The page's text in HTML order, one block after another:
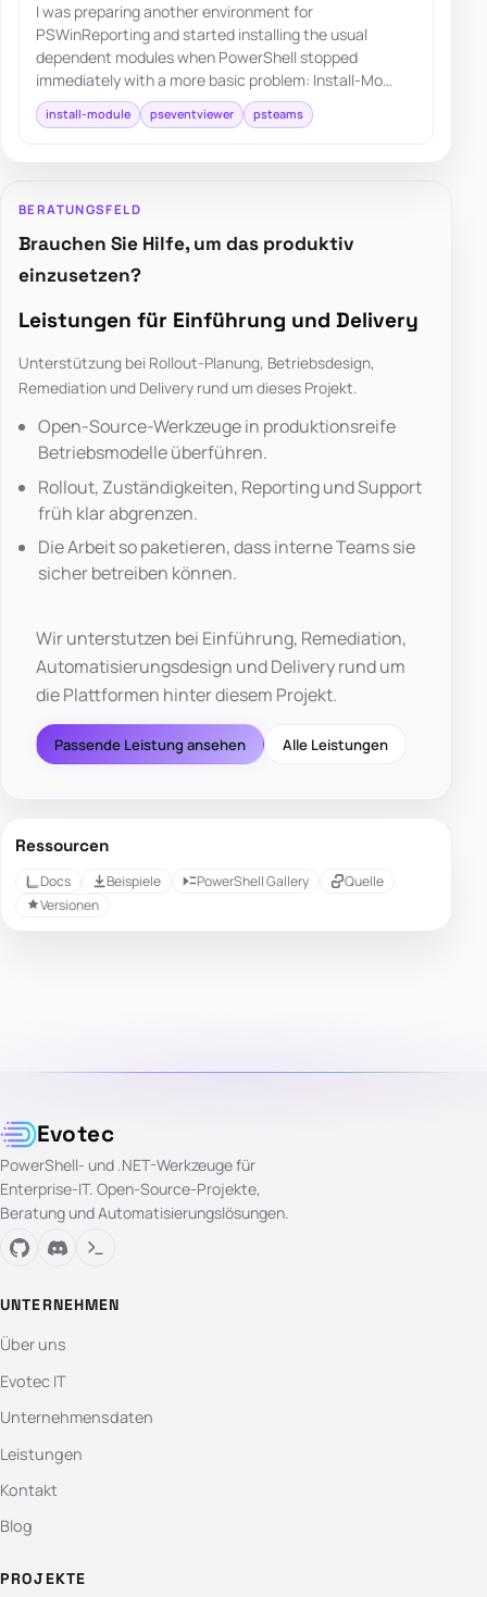
I was preparing another environment for
PSWinReporting and started installing the usual
dependent modules when PowerShell stopped
immediately with a more basic problem: Install-Mo…
install-module pseventviewer psteams
BERATUNGSFELD
Brauchen Sie Hilfe, um das produktiv
einzusetzen?
Leistungen für Einführung und Delivery
Unterstützung bei Rollout-Planung, Betriebsdesign,
Remediation und Delivery rund um dieses Projekt.
Open-Source-Werkzeuge in produktionsreife
Betriebsmodelle überführen.
Rollout, Zuständigkeiten, Reporting und Support
früh klar abgrenzen.
Die Arbeit so paketieren, dass interne Teams sie
sicher betreiben können.
Wir unterstutzen bei Einführung, Remediation,
Automatisierungsdesign und Delivery rund um
die Plattformen hinter diesem Projekt.
Passende Leistung ansehen Alle Leistungen
Ressourcen
Docs Beispiele PowerShell Gallery
Quelle
Versionen
Evotec
PowerShell- und .NET-Werkzeuge für
Enterprise-IT. Open-Source-Projekte,
Beratung und Automatisierungslösungen.
UNTERNEHMEN
Über uns
Evotec IT
Unternehmensdaten
Leistungen
Kontakt
Blog
PROJEKTE